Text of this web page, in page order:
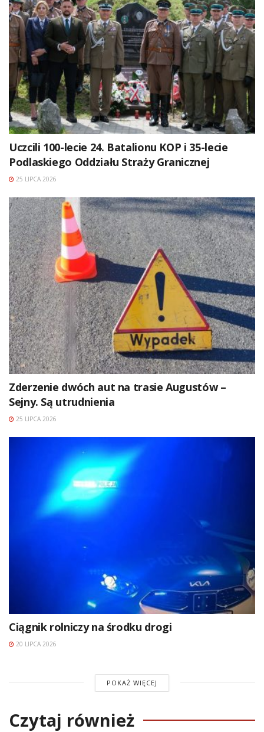
Uczcili 100-lecie 24. Batalionu KOP i 35-lecie
Podlaskiego Oddziału Straży Granicznej
25 LIPCA 2026
Zderzenie dwóch aut na trasie Augustów –
Sejny. Są utrudnienia
25 LIPCA 2026
Ciągnik rolniczy na środku drogi
20 LIPCA 2026
POKAŻ WIĘCEJ
Czytaj również